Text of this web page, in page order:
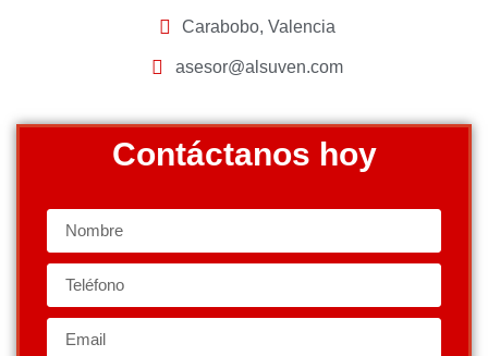
Carabobo, Valencia
asesor@alsuven.com
Contáctanos hoy